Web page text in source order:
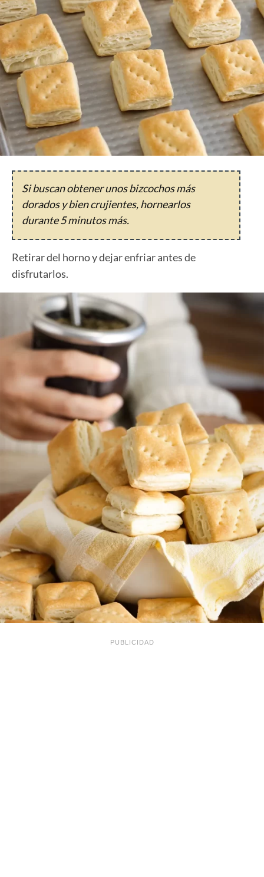
Si buscan obtener unos bizcochos más
dorados y bien crujientes, hornearlos
durante 5 minutos más.
Retirar del horno y dejar enfriar antes de
disfrutarlos.
PUBLICIDAD